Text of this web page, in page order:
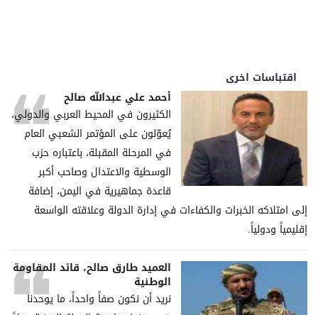
اقتباسات اخرى
أحمد علي عبدالله صالح
الكثيرون في المحيط العربي والدولي،
يُعوّلون على المؤتمر الشعبي العام
في المرحلة المقبلة، باعتباره حزب
الوسطية والاعتدال وصاحب أكبر
قاعدة جماهيرية في اليمن، إضافة
إلى امتلاكه الخبرات والكفاءات في إدارة الدولة وعلاقته الواسعة
إقليمياً ودولياً.
العميد طارق صالح، قائد المقاومة
الوطنية
نريد أن نكون صفاً واحداً، ما يوحدنا